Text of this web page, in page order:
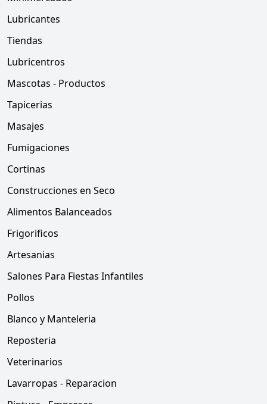
Lubricantes
Tiendas
Lubricentros
Mascotas - Productos
Tapicerias
Masajes
Fumigaciones
Cortinas
Construcciones en Seco
Alimentos Balanceados
Frigorificos
Artesanias
Salones Para Fiestas Infantiles
Pollos
Blanco y Manteleria
Reposteria
Veterinarios
Lavarropas - Reparacion